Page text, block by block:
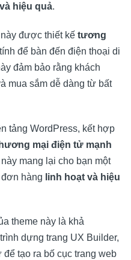
hiệu quả.
được thiết kế tương
để bàn đến điện thoại di
đảm bảo rằng khách
mua sắm dễ dàng từ bất
tảng WordPress, kết hợp
mại điện tử mạnh
mang lại cho bạn một
hàng linh hoạt và hiệu
theme này là khả
dựng trang UX Builder,
để tạo ra bố cục trang web